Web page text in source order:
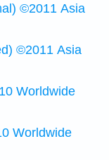
©2011 Asia
©2011 Asia
Worldwide
Worldwide